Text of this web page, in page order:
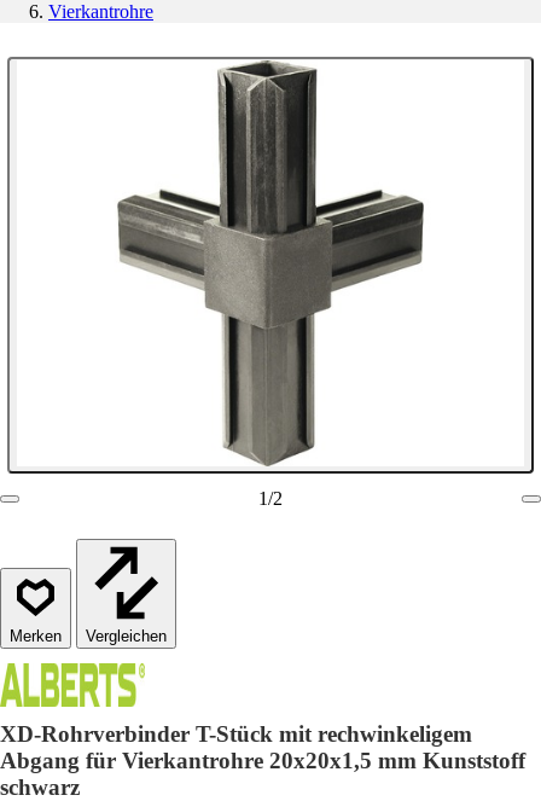
Vierkantrohre
1/2
Vergleichen
XD-Rohrverbinder T-Stück mit rechwinkeligem
Abgang für Vierkantrohre 20x20x1,5 mm Kunststoff
schwarz